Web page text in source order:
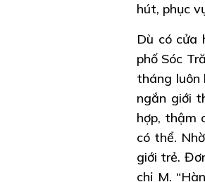
hút, phục
Dù có cửa
phố Sóc
tháng luôn
ngắn giới
hợp, thậm
có thể.
giới trẻ.
chị M.